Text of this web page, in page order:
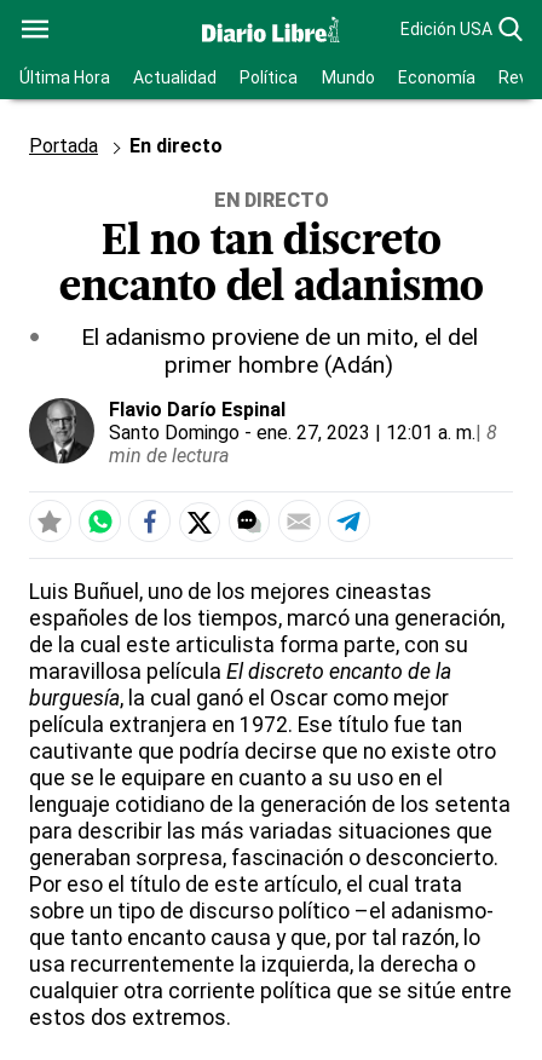
Edición USA
Última Hora Actualidad Política Mundo Economía
Portada En directo
EN DIRECTO
El no tan discreto
encanto del adanismo
El adanismo proviene de un mito, el del
primer hombre (Adán)
Flavio Darío Espinal
Santo Domingo - ene. 27, 2023 | 12:01 a. m.| 8
min de lectura
Luis Buñuel, uno de los mejores cineastas
españoles de los tiempos, marcó una generación,
de la cual este articulista forma parte, con su
maravillosa película El discreto encanto de la
burguesía, la cual ganó el Oscar como mejor
película extranjera en 1972. Ese título fue tan
cautivante que podría decirse que no existe otro
que se le equipare en cuanto a su uso en el
lenguaje cotidiano de la generación de los setenta
para describir las más variadas situaciones que
generaban sorpresa, fascinación o desconcierto.
Por eso el título de este artículo, el cual trata
sobre un tipo de discurso político –el adanismo-
que tanto encanto causa y que, por tal razón, lo
usa recurrentemente la izquierda, la derecha o
cualquier otra corriente política que se sitúe entre
estos dos extremos.